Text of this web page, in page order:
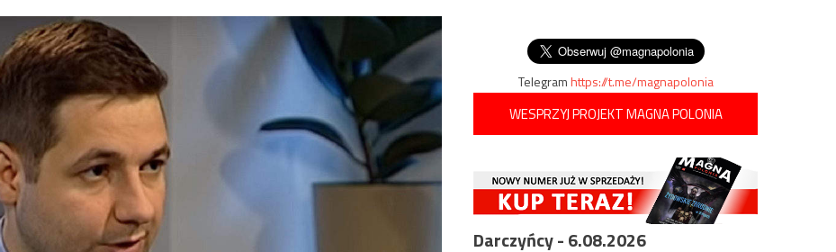
Telegramhttps://t.me/magnapolonia
WESPRZYJ PROJEKT MAGNA POLONIA
Darczyńcy - 6.08.2026